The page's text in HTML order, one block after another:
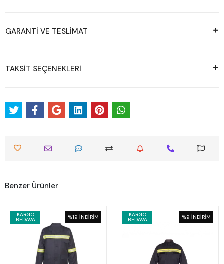
GARANTİ VE TESLİMAT
TAKSİT SEÇENEKLERİ
Benzer Ürünler
KARGO
BEDAVA %19 İNDİRİM KARGO
BEDAVA %9 İNDİRİM